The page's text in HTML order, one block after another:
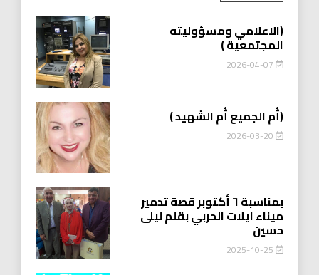
(الاعلامي ومسؤوليته
المجتمعية )
2026-04-07
(أُم الجميع أُم الشهيد )
2026-03-20
بمناسبة ٦ أكتوبر قصة تدمير
ميناء ايلات الحربي بقلم ليلى
حسين
2025-10-25